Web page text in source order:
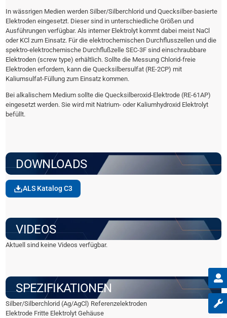
In wässrigen Medien werden Silber/Silberchlorid und Quecksilber-basierte
Elektroden eingesetzt. Dieser sind in unterschiedliche Größen und
Ausführungen verfügbar. Als interner Elektrolyt kommt dabei meist NaCl
oder KCl zum Einsatz. Für die elektrochemischen Durchflusszellen und die
spektro-elektrochemische Durchflußzelle SEC-3F sind einschraubbare
Elektroden (screw type) erhältlich. Sollte die Messung Chlorid-freie
Elektroden erfordern, kann die Quecksilbersulfat (RE-2CP) mit
Kaliumsulfat-Füllung zum Einsatz kommen.
Bei alkalischem Medium sollte die Quecksilberoxid-Elektrode (RE-61AP)
eingesetzt werden. Sie wird mit Natrium- oder Kaliumhydroxid Elektrolyt
befüllt.
DOWNLOADS
ALS Katalog C3
VIDEOS
Aktuell sind keine Videos verfügbar.
SPEZIFIKATIONEN
Silber/Silberchlorid (Ag/AgCl) Referenzelektroden
Elektrode Fritte Elektrolyt Gehäuse